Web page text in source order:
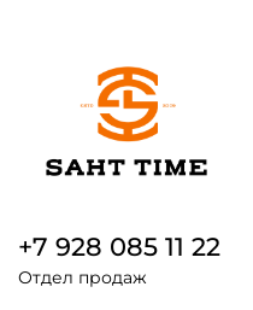
+7 928 085 11 22
Отдел продаж